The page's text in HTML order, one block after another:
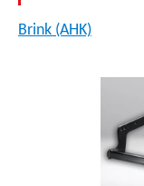
Brink (AHK)